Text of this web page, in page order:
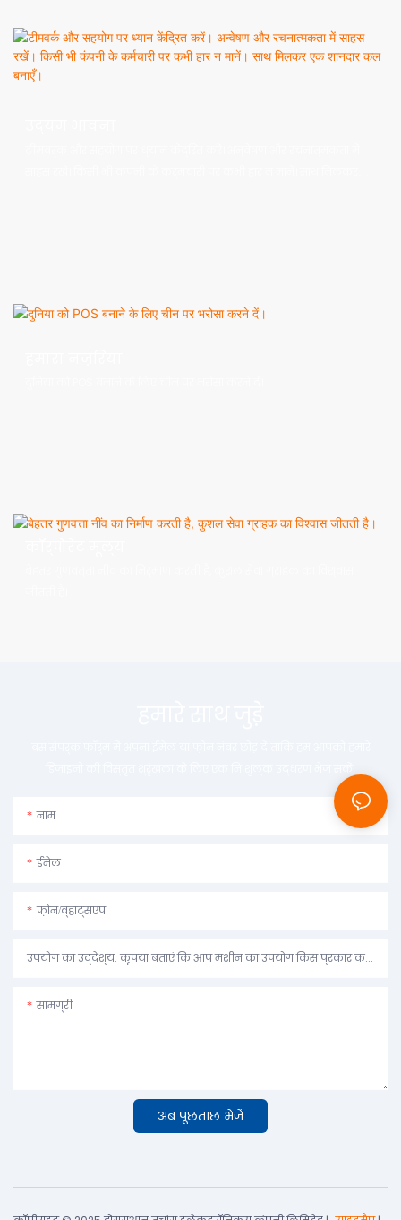
नाम
ईमेल
फ़ोन/व्हाट्सएप
उपयोग का उद्देश्य: कृपया बताएं कि आप मशीन का उपयोग किस प्रकार करने की योजना बना रहे हैं।
सामग्री
अब पूछताछ भेजें